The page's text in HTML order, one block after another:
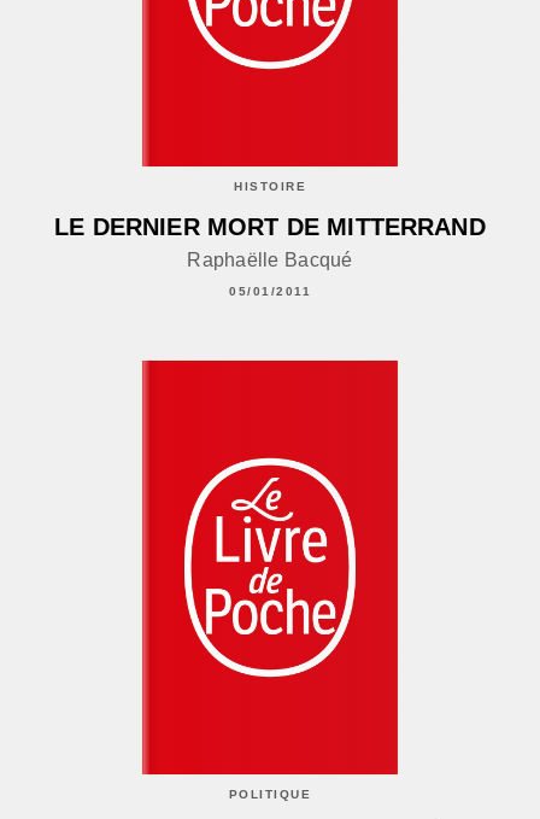
HISTOIRE
LE DERNIER MORT DE MITTERRAND
Raphaëlle Bacqué
05/01/2011
POLITIQUE